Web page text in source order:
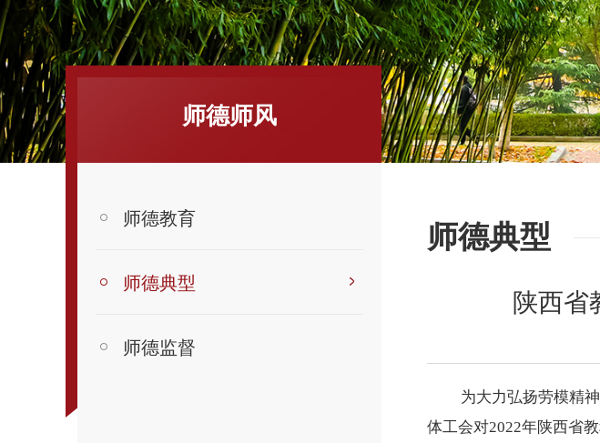
师德师风
师德教育
师德典型
师德监督
师德典型
陕西省
为大力弘扬劳模精
体工会对2022年陕西省